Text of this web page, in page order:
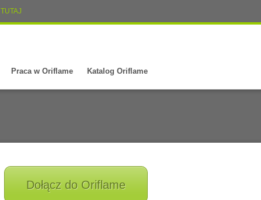
TUTAJ
Praca w Oriflame Katalog Oriflame
Dołącz do Oriflame